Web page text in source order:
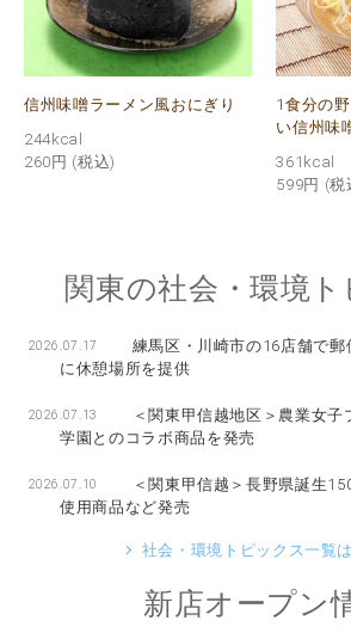
信州味噌ラーメン風おにぎり
244kcal
260円 (税込)
1食分の
い信州味
361kcal
599円 (税
関東の社会・環境ト
2026.07.17
練馬区・川崎市の16店舗で
に休憩場所を提供
2026.07.13
＜関東甲信越地区＞農業女
学園とのコラボ商品を発売
2026.07.10
＜関東甲信越＞長野県誕生
使用商品など発売
社会・環境トピックス一覧
新店オープン